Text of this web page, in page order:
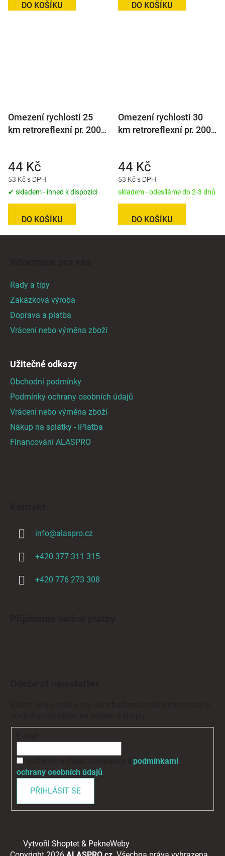
DO KOŠÍKU DO KOŠÍKU
Omezení rychlosti 25
km retroreflexní pr. 200
53 Kč s DPH
44 Kč
✔ skladem - ihned k dispozici
DO KOŠÍKU
Omezení rychlosti 30
km retroreflexní pr. 200
53 Kč s DPH
44 Kč
skladem - odesíláme do 2-3 dnů
DO KOŠÍKU
Rady a tipy
Zakázková výroba
Doprava a platba
Vrácení nebo výměna zboží
Užitečné odkazy
Obchodní podmínky
Podmínky ochrany osobních údajů
Vrácení nebo výměna zboží
Nákup na splátky - iPlatba
Financování ALASPRO
info@alaspro.cz
+420 377 311 315
+420 776 273 308
podmínkami
ochrany osobních údajů
PŘIHLÁSIT SE
Vytvořil Shoptet & PekneWeby